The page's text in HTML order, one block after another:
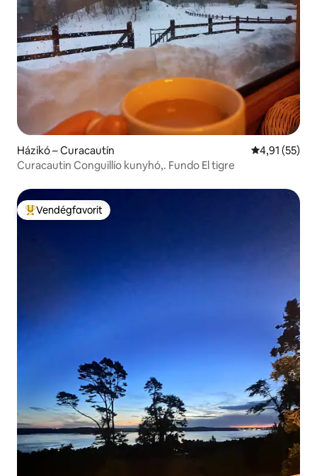
Házikó – Curacautín Átlagos
4,91 (55)
Curacautin Conguillío kunyhó,. Fundo El tigre
Kiemelt vendégfavorit
Vendégfavorit